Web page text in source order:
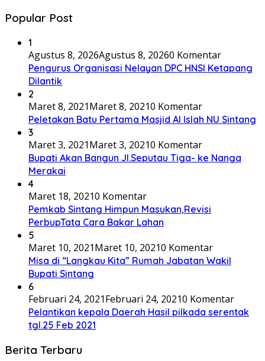
Popular Post
1
Agustus 8, 2026Agustus 8, 20260 Komentar
Pengurus Organisasi Nelayan DPC HNSI Ketapang
Dilantik
2
Maret 8, 2021Maret 8, 20210 Komentar
Peletakan Batu Pertama Masjid Al Islah NU Sintang
3
Maret 3, 2021Maret 3, 20210 Komentar
Bupati Akan Bangun Jl.Seputau Tiga- ke Nanga
Merakai
4
Maret 18, 20210 Komentar
Pemkab Sintang Himpun Masukan,Revisi
PerbupTata Cara Bakar Lahan
5
Maret 10, 2021Maret 10, 20210 Komentar
Misa di “Langkau Kita” Rumah Jabatan Wakil
Bupati Sintang
6
Februari 24, 2021Februari 24, 20210 Komentar
Pelantikan kepala Daerah Hasil pilkada serentak
tgl.25 Feb 2021
Berita Terbaru